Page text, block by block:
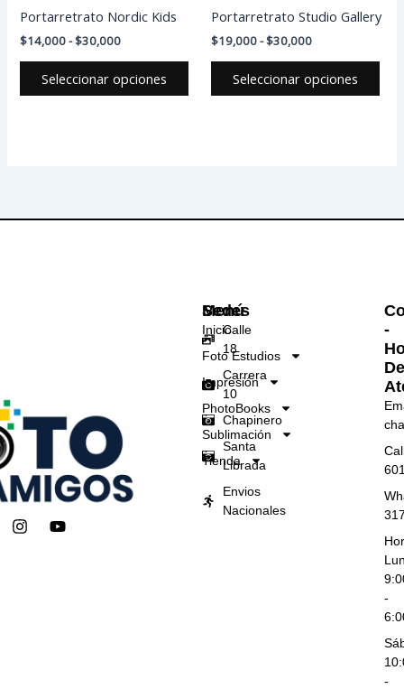
Portarretrato Nordic Kids
$14,000-$30,000
Seleccionar opciones
de
Portarretrato Studio Gallery
$19,000-$30,000
Seleccionar opciones
en
de
I Y
Menú
Inicio
Foto Estudios
Impresión
PhotoBooks
Sublimación
Tienda
Sedes
Calle
18
Carrera
10
Chapinero
Santa
Librada
Envios
Nacionales
-
De
-
-